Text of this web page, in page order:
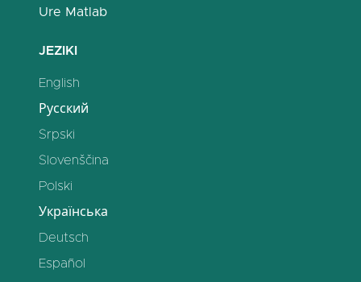
Ure Matlab
JEZIKI
English
Русский
Srpski
Slovenščina
Polski
Українська
Deutsch
Español